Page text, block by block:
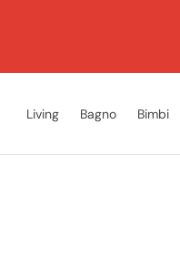
Living Bagno Bimbi